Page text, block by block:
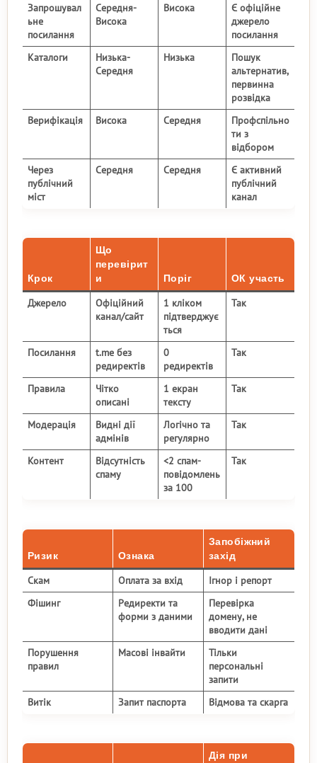
Запрошувал
ьне
посилання
Середня-
Висока
Висока
Є офіційне
джерело
посилання
Каталоги
Низька-
Середня
Низька
Пошук
альтернатив,
первинна
розвідка
Верифікація
Висока Середня
Профспільно
ти з
відбором
Через
публічний
міст
Середня Середня
Є активний
публічний
канал
Крок
Що
перевірит
и
Поріг ОК участь
Джерело
Офіційний
канал/сайт
1 кліком
підтверджує
ться
Так
Посилання
t.me без
редиректів
0
редиректів
Так
Правила
Чітко
описані
1 екран
тексту
Так
Модерація
Видні дії
адмінів
Логічно та
регулярно
Так
Контент
Відсутність
спаму
<2 спам-
повідомлень
за 100
Так
Ризик Ознака
Запобіжний
захід
Скам Оплата за вхід
Ігнор і репорт
Фішинг
Редиректи та
форми з даними
Перевірка
домену, не
вводити дані
Порушення
правил
Масові інвайти
Тільки
персональні
запити
Витік
Запит паспорта Відмова та скарга
Дія при